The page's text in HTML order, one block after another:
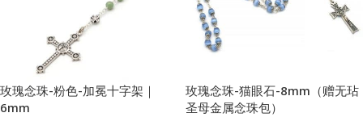
玫瑰念珠-粉色-加冕十字架｜
6mm
玫瑰念珠-猫眼石-8mm（赠无玷
圣母金属念珠包）